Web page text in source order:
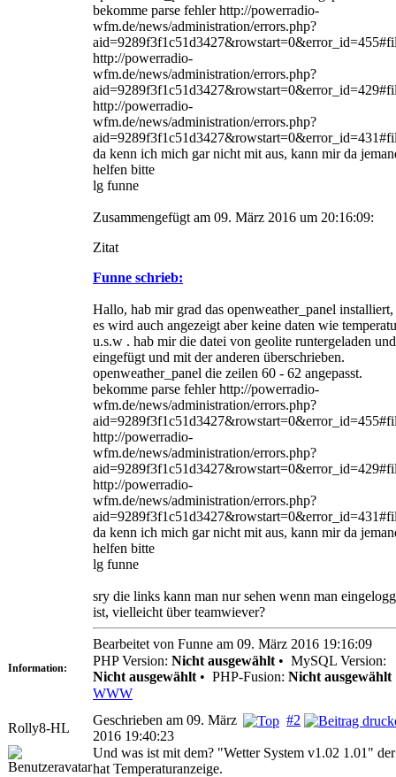
bekomme parse fehler http://powerradio-
wfm.de/news/administration/errors.php?
http://powerradio-
wfm.de/news/administration/errors.php?
http://powerradio-
wfm.de/news/administration/errors.php?
da kenn ich mich gar nicht mit aus, kann mir da
helfen bitte
lg funne
Zusammengefügt am 09. März 2016 um 20:16:09:
Zitat
Funne schrieb:
Hallo, hab mir grad das openweather_panel installiert,
es wird auch angezeigt aber keine daten wie
u.s.w . hab mir die datei von geolite runtergeladen und
eingefügt und mit der anderen überschrieben.
openweather_panel die zeilen 60 - 62 angepasst.
bekomme parse fehler http://powerradio-
wfm.de/news/administration/errors.php?
http://powerradio-
wfm.de/news/administration/errors.php?
http://powerradio-
wfm.de/news/administration/errors.php?
da kenn ich mich gar nicht mit aus, kann mir da
helfen bitte
lg funne
sry die links kann man nur sehen wenn man
ist, vielleicht über teamwiever?
Bearbeitet von Funne am 09. März 2016 19:16:09
Information: PHP Version: Nicht ausgewählt • MySQL Version:
Nicht ausgewählt • PHP-Fusion: Nicht ausgewählt
WWW
Rolly8-HL
#2
Geschrieben am 09. März
2016 19:40:23
Und was ist mit dem? "Wetter System v1.02 1.01" der
hat Temperaturanzeige.